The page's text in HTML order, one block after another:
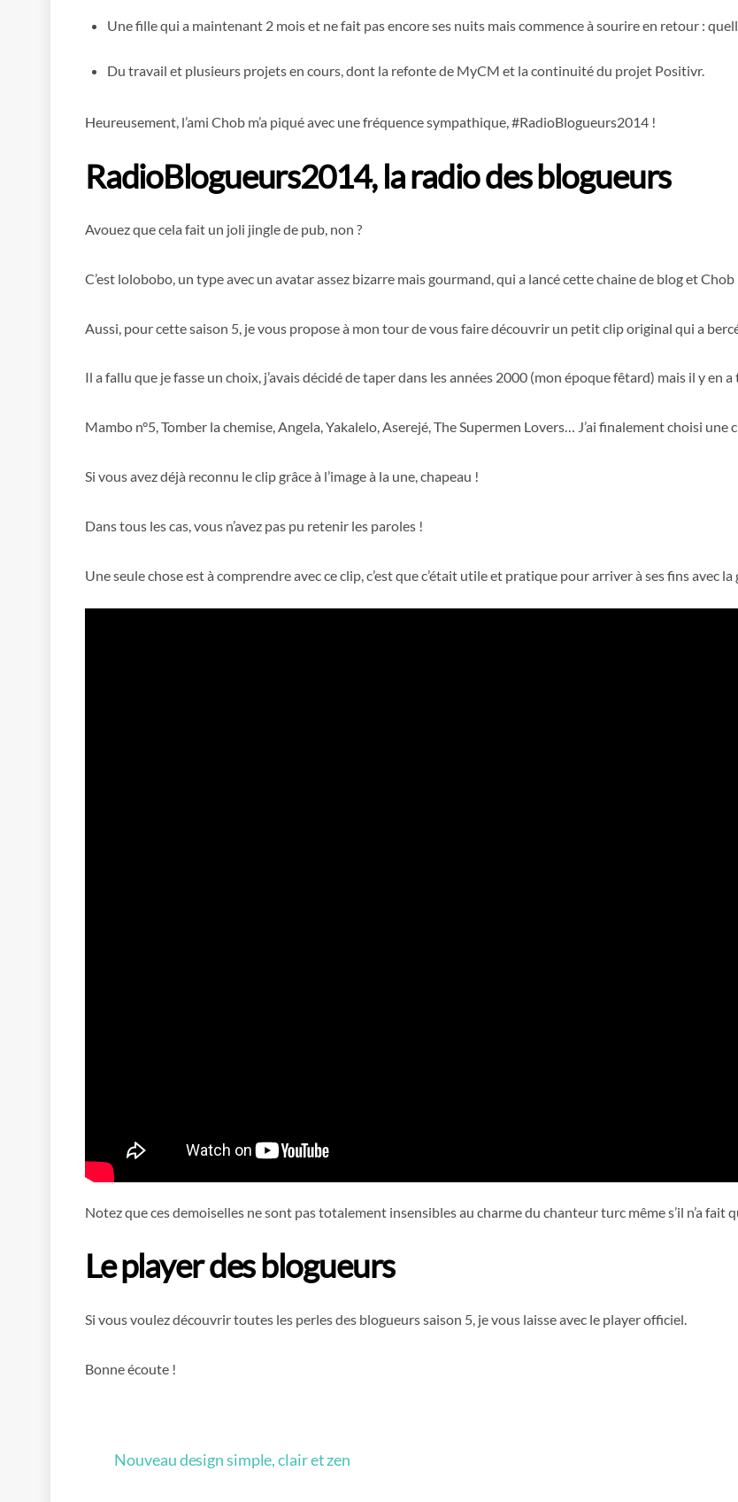
Une fille qui a maintenant 2 mois et ne fait pas encore ses nuits mais commence à sourire en retour :
Du travail et plusieurs projets en cours, dont la refonte de MyCM et la continuité du projet Positivr.
Heureusement, l’ami Chob m’a piqué avec une fréquence sympathique, #RadioBlogueurs2014 !
RadioBlogueurs2014, la radio des blogueurs
Avouez que cela fait un joli jingle de pub, non ?
C’est lolobobo, un type avec un avatar assez bizarre mais gourmand, qui a lancé cette chaine de blog et
Aussi, pour cette saison 5, je vous propose à mon tour de vous faire découvrir un petit clip original qui a
Il a fallu que je fasse un choix, j’avais décidé de taper dans les années 2000 (mon époque fêtard) mais il y en
Mambo n°5, Tomber la chemise, Angela, Yakalelo, Aserejé, The Supermen Lovers… J’ai finalement choisi
Si vous avez déjà reconnu le clip grâce à l’image à la une, chapeau !
Dans tous les cas, vous n’avez pas pu retenir les paroles !
Une seule chose est à comprendre avec ce clip, c’est que c’était utile et pratique pour arriver à ses fins avec
Notez que ces demoiselles ne sont pas totalement insensibles au charme du chanteur turc même s’il n’a fait
Le player des blogueurs
Si vous voulez découvrir toutes les perles des blogueurs saison 5, je vous laisse avec le player officiel.
Bonne écoute !
Nouveau design simple, clair et zen